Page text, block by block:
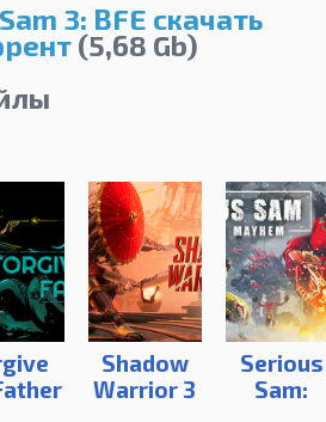
3: BFE скачать
(5,68 Gb)
Shadow
Warrior 3
Serious
Sam: